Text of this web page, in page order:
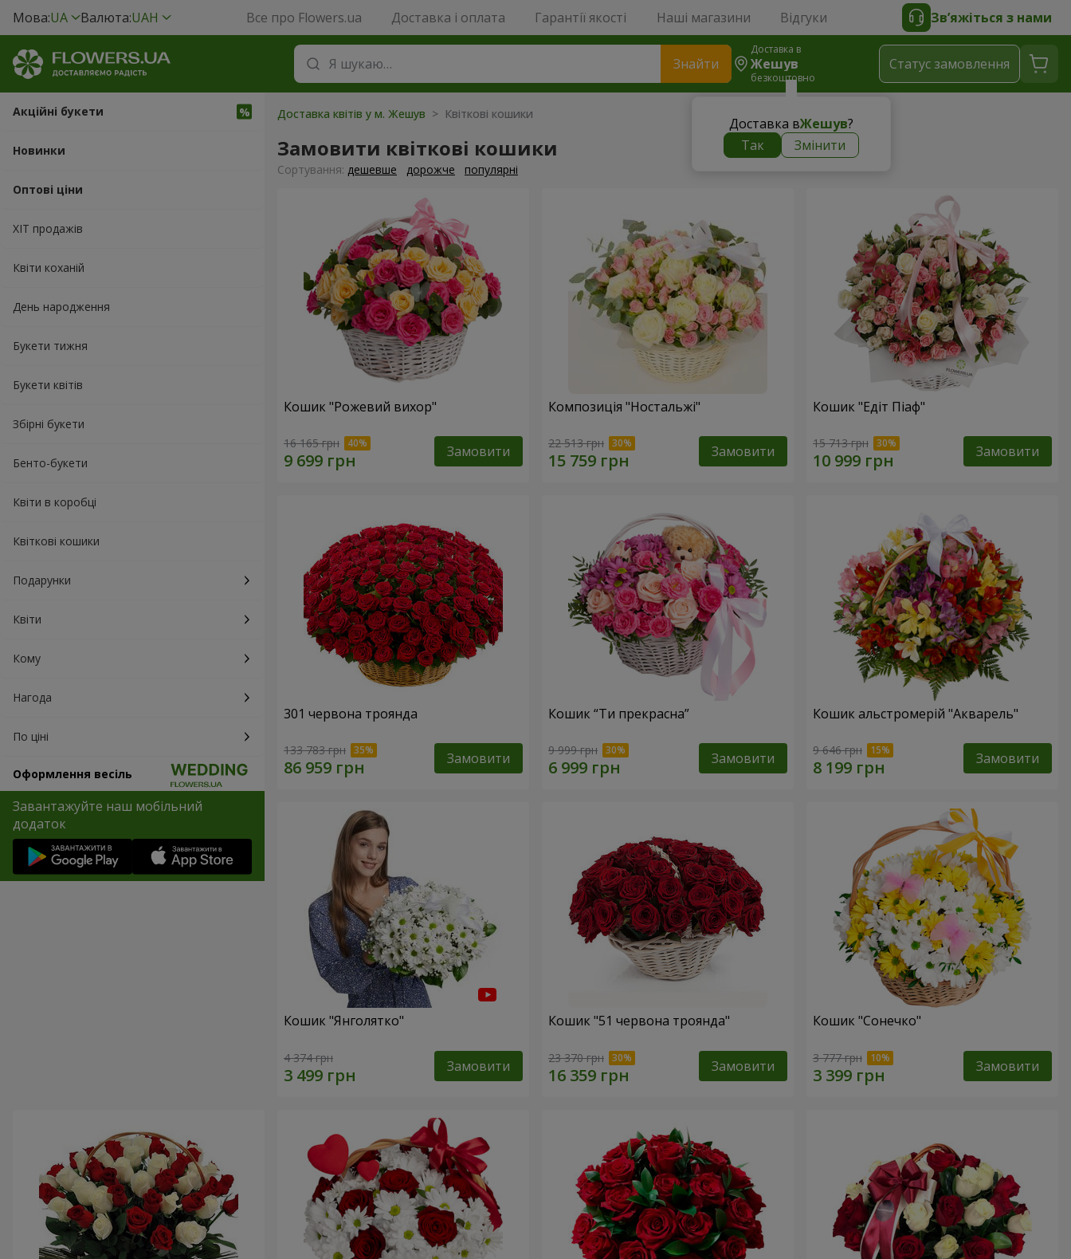
Мова:UA Валюта:UAH Все про Flowers.ua Доставка і оплата Гарантії якості Наші магазини Відгуки Зв’яжіться з нами
Знайти
Доставка в
Жешув
безкоштовно
Доставка вЖешув?
Так
Змінити
Статус замовлення
Акційні букети
Новинки
Оптові ціни
ХІТ продажів
Квіти коханій
День народження
Букети тижня
Букети квітів
Збірні букети
Бенто-букети
Квіти в коробці
Квіткові кошики
Подарунки
Квіти
Кому
Нагода
По ціні
Оформлення весіль
Завантажуйте наш мобільний
додаток
Доставка квітів у м. Жешув > Квіткові кошики
Замовити квіткові кошики
Сортування: дешевше дорожче популярні
Кошик "Рожевий вихор"
16 165 грн Замовити
Композиція "Ностальжі"
22 513 грн Замовити
Кошик "Едіт Піаф"
15 713 грн Замовити
301 червона троянда
133 783 грн Замовити
Кошик “Ти прекрасна”
9 999 грн Замовити
Кошик альстромерій "Акварель"
9 646 грн Замовити
Кошик "Янголятко"
4 374 грн Замовити
Кошик "51 червона троянда"
23 370 грн Замовити
Кошик "Сонечко"
3 777 грн Замовити